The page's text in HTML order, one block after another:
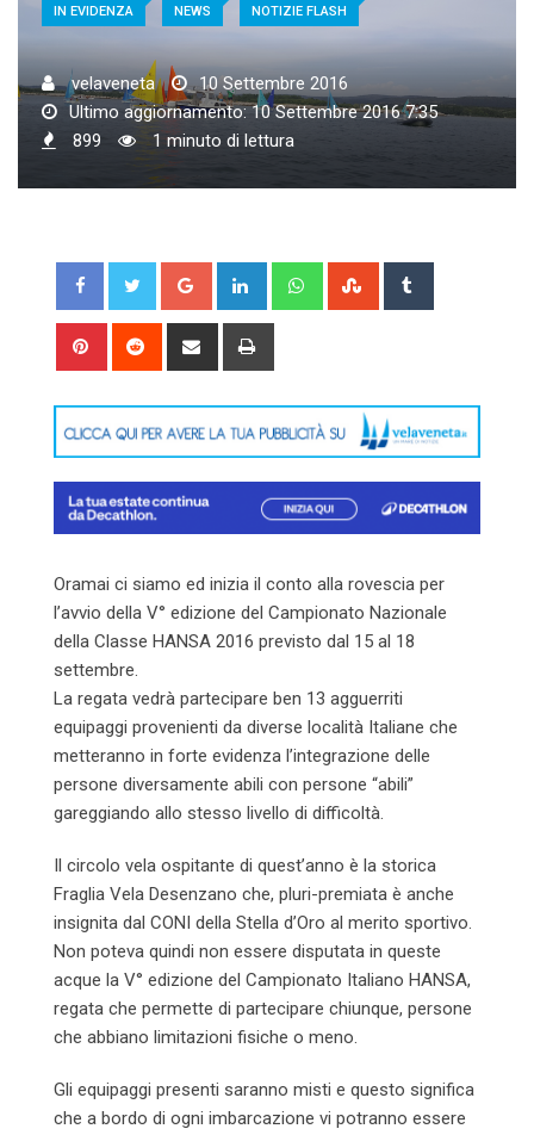
IN EVIDENZA NEWS NOTIZIE FLASH
velaveneta
10 Settembre 2016
Ultimo aggiornamento: 10 Settembre 2016 7:35
899
1 minuto di lettura
Google+ LinkedIn WhatsappStumbleUpon
Pinterest Reddit
Share
Oramai ci siamo ed inizia il conto alla rovescia per
l’avvio della V° edizione del Campionato Nazionale
della Classe HANSA 2016 previsto dal 15 al 18
settembre.
La regata vedrà partecipare ben 13 agguerriti
equipaggi provenienti da diverse località Italiane che
metteranno in forte evidenza l’integrazione delle
persone diversamente abili con persone “abili”
gareggiando allo stesso livello di difficoltà.
Il circolo vela ospitante di quest’anno è la storica
Fraglia Vela Desenzano che, pluri-premiata è anche
insignita dal CONI della Stella d’Oro al merito sportivo.
Non poteva quindi non essere disputata in queste
acque la V° edizione del Campionato Italiano HANSA,
regata che permette di partecipare chiunque, persone
che abbiano limitazioni fisiche o meno.
Gli equipaggi presenti saranno misti e questo significa
che a bordo di ogni imbarcazione vi potranno essere